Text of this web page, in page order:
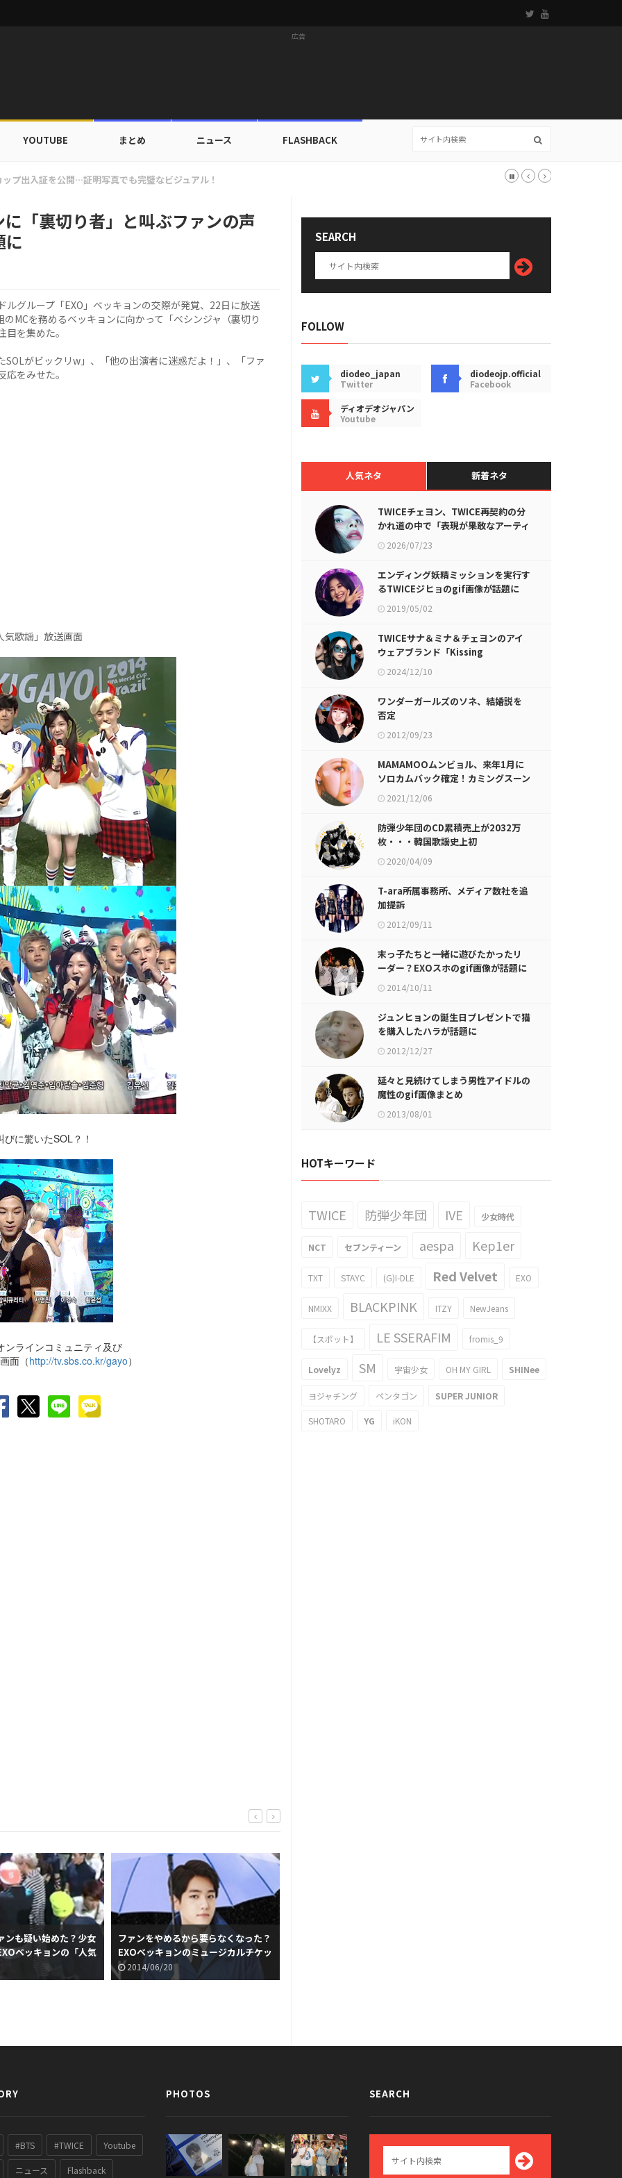
広告
YOUTUBE まとめ ニュース FLASHBACK
ン、顔より大きい花束の中…「どれが花でしょう？」
「裏切り者」と叫ぶファンの声
に
グループ「EXO」ベッキョンの交際が発覚、22日に放送
MCを務めるベッキョンに向かって「ベシンジャ（裏切り
を集めた。
がビックリw」、「他の出演者に迷惑だよ！」、「ファ
をみせた。
歌謡」放送画面
に驚いたSOL？！
ラインコミュニティ及び
面（http://tv.sbs.co.kr/gayo）
ンも疑い始めた？少女
ベッキョンの「人気
ファンをやめるから要らなくなった？
EXOベッキョンのミュージカルチケッ
トの転売が続出
2014/06/20
SEARCH
FOLLOW
diodeo_japan
Twitter
diodeojp.official
Facebook
ディオデオジャパン
Youtube
人気ネタ 新着ネタ
TWICEチェヨン、TWICE再契約の分
かれ道の中で「表現が果敢なアーティ
ストとして生き残りたい」
2026/07/23
エンディング妖精ミッションを実行す
るTWICEジヒョのgif画像が話題に
2019/05/02
TWICEサナ＆ミナ＆チェヨンのアイ
ウェアブランド「Kissing
Heart」、10日から事前予約開始
2024/12/10
ワンダーガールズのソネ、結婚説を
否定
2012/09/23
MAMAMOOムンビョル、来年1月に
ソロカムバック確定！カミングスーン
ポスター公開
2021/12/06
防弾少年団のCD累積売上が2032万
枚・・・韓国歌謡史上初
2020/04/09
T-ara所属事務所、メディア数社を追
加提訴
2012/09/11
末っ子たちと一緒に遊びたかったリ
ーダー？EXOスホのgif画像が話題に
2014/10/11
ジュンヒョンの誕生日プレゼントで猫
を購入したハラが話題に
2012/12/27
延々と見続けてしまう男性アイドルの
魔性のgif画像まとめ
2013/08/01
HOTキーワード
TWICE 防弾少年団 IVE 少女時代
NCT セブンティーン aespa Kep1er
TXT STAYC (G)I-DLE Red Velvet EXO
NMIXX BLACKPINK ITZY NewJeans
【スポット】 LE SSERAFIM fromis_9
Lovelyz SM 宇宙少女 OH MY GIRL SHINee
ヨジャチング ペンタゴン SUPER JUNIOR
SHOTARO YG iKON
#BTS #TWICE Youtube
ニュース Flashback
PHOTOS SEARCH